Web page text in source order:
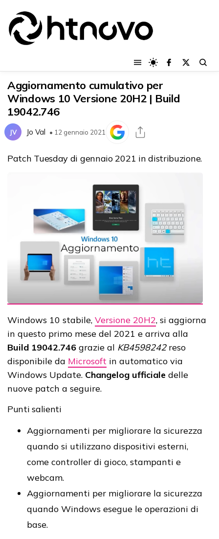
Aggiornamento cumulativo per
Windows 10 Versione 20H2 | Build
19042.746
JV Jo Val • 12 gennaio 2021
Patch Tuesday di gennaio 2021 in distribuzione.
Windows 10 stabile, Versione 20H2, si aggiorna
in questo primo mese del 2021 e arriva alla
Build 19042.746 grazie al KB4598242reso
disponibile da Microsoft in automatico via
Windows Update. Changelog ufficiale delle
nuove patch a seguire.
Punti salienti
Aggiornamenti per migliorare la sicurezza
quando si utilizzano dispositivi esterni,
come controller di gioco, stampanti e
webcam.
Aggiornamenti per migliorare la sicurezza
quando Windows esegue le operazioni di
base.